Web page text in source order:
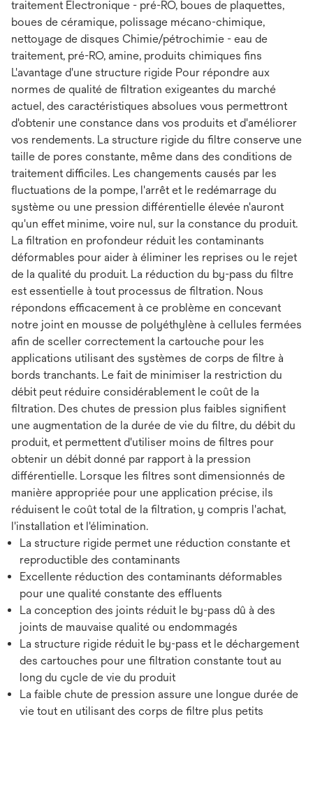
traitement Électronique - pré-RO, boues de plaquettes,
boues de céramique, polissage mécano-chimique,
nettoyage de disques Chimie/pétrochimie - eau de
traitement, pré-RO, amine, produits chimiques fins
L'avantage d'une structure rigide Pour répondre aux
normes de qualité de filtration exigeantes du marché
actuel, des caractéristiques absolues vous permettront
d'obtenir une constance dans vos produits et d'améliorer
vos rendements. La structure rigide du filtre conserve une
taille de pores constante, même dans des conditions de
traitement difficiles. Les changements causés par les
fluctuations de la pompe, l'arrêt et le redémarrage du
système ou une pression différentielle élevée n'auront
qu'un effet minime, voire nul, sur la constance du produit.
La filtration en profondeur réduit les contaminants
déformables pour aider à éliminer les reprises ou le rejet
de la qualité du produit. La réduction du by-pass du filtre
est essentielle à tout processus de filtration. Nous
répondons efficacement à ce problème en concevant
notre joint en mousse de polyéthylène à cellules fermées
afin de sceller correctement la cartouche pour les
applications utilisant des systèmes de corps de filtre à
bords tranchants. Le fait de minimiser la restriction du
débit peut réduire considérablement le coût de la
filtration. Des chutes de pression plus faibles signifient
une augmentation de la durée de vie du filtre, du débit du
produit, et permettent d'utiliser moins de filtres pour
obtenir un débit donné par rapport à la pression
différentielle. Lorsque les filtres sont dimensionnés de
manière appropriée pour une application précise, ils
réduisent le coût total de la filtration, y compris l'achat,
l'installation et l'élimination.
La structure rigide permet une réduction constante et
reproductible des contaminants
Excellente réduction des contaminants déformables
pour une qualité constante des effluents
La conception des joints réduit le by-pass dû à des
joints de mauvaise qualité ou endommagés
La structure rigide réduit le by-pass et le déchargement
des cartouches pour une filtration constante tout au
long du cycle de vie du produit
La faible chute de pression assure une longue durée de
vie tout en utilisant des corps de filtre plus petits